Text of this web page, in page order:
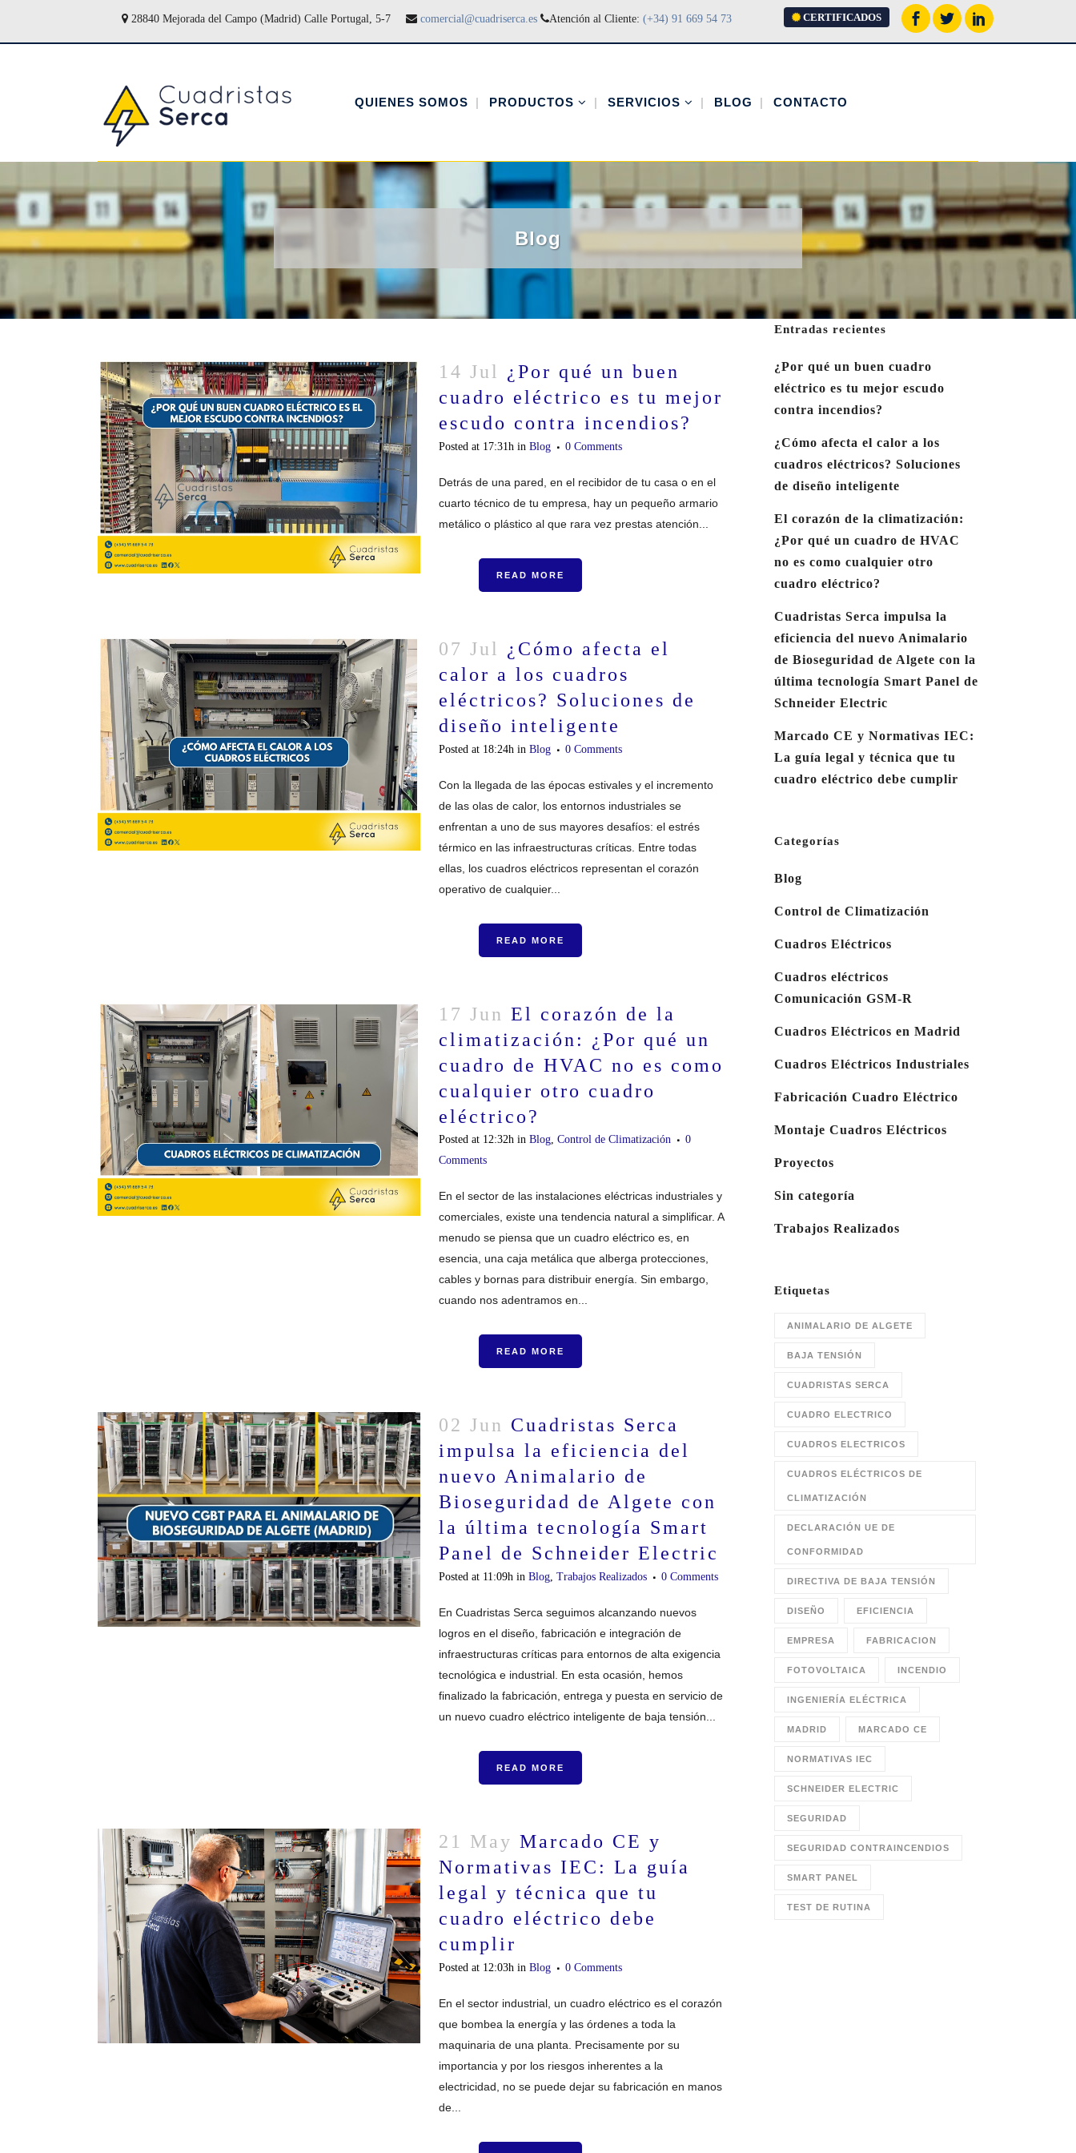
28840 Mejorada del Campo (Madrid) Calle Portugal, 5-7 comercial@cuadriserca.es Atención al Cliente: (+34) 91 669 54 73 CERTIFICADOS
QUIENES SOMOS PRODUCTOS SERVICIOS BLOG CONTACTO
Blog
14 Jul
¿Por qué un buen
cuadro eléctrico es tu mejor
escudo contra incendios?
Posted at 17:31hin Blog 0 Comments
Detrás de una pared, en el recibidor de tu casa o en el
cuarto técnico de tu empresa, hay un pequeño armario
metálico o plástico al que rara vez prestas atención...
READ MORE
07 Jul
¿Cómo afecta el
calor a los cuadros
eléctricos? Soluciones de
diseño inteligente
Posted at 18:24hin Blog 0 Comments
Con la llegada de las épocas estivales y el incremento
de las olas de calor, los entornos industriales se
enfrentan a uno de sus mayores desafíos: el estrés
térmico en las infraestructuras críticas. Entre todas
ellas, los cuadros eléctricos representan el corazón
operativo de cualquier...
READ MORE
17 Jun El corazón de la
climatización: ¿Por qué un
cuadro de HVAC no es como
cualquier otro cuadro
eléctrico?
Posted at 12:32hin Blog, Control de Climatización
0
Comments
En el sector de las instalaciones eléctricas industriales y
comerciales, existe una tendencia natural a simplificar. A
menudo se piensa que un cuadro eléctrico es, en
esencia, una caja metálica que alberga protecciones,
cables y bornas para distribuir energía. Sin embargo,
cuando nos adentramos en...
READ MORE
02 Jun Cuadristas Serca
impulsa la eficiencia del
nuevo Animalario de
Bioseguridad de Algete con
la última tecnología Smart
Panel de Schneider Electric
Posted at 11:09hin Blog, Trabajos Realizados 0 Comments
En Cuadristas Serca seguimos alcanzando nuevos
logros en el diseño, fabricación e integración de
infraestructuras críticas para entornos de alta exigencia
tecnológica e industrial. En esta ocasión, hemos
finalizado la fabricación, entrega y puesta en servicio de
un nuevo cuadro eléctrico inteligente de baja tensión...
READ MORE
21 May Marcado CE y
Normativas IEC: La guía
legal y técnica que tu
cuadro eléctrico debe
cumplir
Posted at 12:03hin Blog 0 Comments
En el sector industrial, un cuadro eléctrico es el corazón
que bombea la energía y las órdenes a toda la
maquinaria de una planta. Precisamente por su
importancia y por los riesgos inherentes a la
electricidad, no se puede dejar su fabricación en manos
de...
Entradas recientes
¿Por qué un buen cuadro
eléctrico es tu mejor escudo
contra incendios?
¿Cómo afecta el calor a los
cuadros eléctricos? Soluciones
de diseño inteligente
El corazón de la climatización:
¿Por qué un cuadro de HVAC
no es como cualquier otro
cuadro eléctrico?
Cuadristas Serca impulsa la
eficiencia del nuevo Animalario
de Bioseguridad de Algete con la
última tecnología Smart Panel de
Schneider Electric
Marcado CE y Normativas IEC:
La guía legal y técnica que tu
cuadro eléctrico debe cumplir
Categorías
Blog
Control de Climatización
Cuadros Eléctricos
Cuadros eléctricos
Comunicación GSM-R
Cuadros Eléctricos en Madrid
Cuadros Eléctricos Industriales
Fabricación Cuadro Eléctrico
Montaje Cuadros Eléctricos
Proyectos
Sin categoría
Trabajos Realizados
Etiquetas
ANIMALARIO DE ALGETE
BAJA TENSIÓN
CUADRISTAS SERCA
CUADRO ELECTRICO
CUADROS ELECTRICOS
CUADROS ELÉCTRICOS DE
CLIMATIZACIÓN
DECLARACIÓN UE DE
CONFORMIDAD
DIRECTIVA DE BAJA TENSIÓN
DISEÑO EFICIENCIA
EMPRESA FABRICACION
FOTOVOLTAICA INCENDIO
INGENIERÍA ELÉCTRICA
MADRID MARCADO CE
NORMATIVAS IEC
SCHNEIDER ELECTRIC
SEGURIDAD
SEGURIDAD CONTRAINCENDIOS
SMART PANEL
TEST DE RUTINA